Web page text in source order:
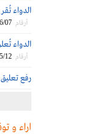
الدواء تُقر توزيع
أرقام 07
الدواء
أرقام 12
رفع
اراء و